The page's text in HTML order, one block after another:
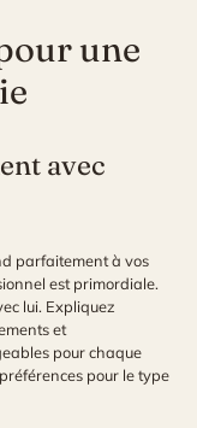
une
avec
parfaitement à vos
est primordiale.
lui. Expliquez
et
pour chaque
pour le type